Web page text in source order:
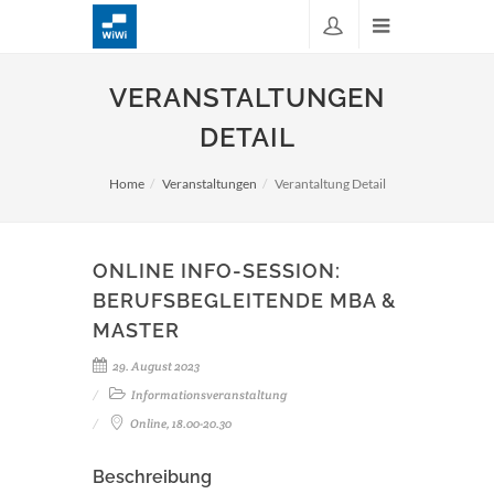
VERANSTALTUNGEN
DETAIL
Home Veranstaltungen Verantaltung Detail
ONLINE INFO-SESSION:
BERUFSBEGLEITENDE MBA &
MASTER
29. August 2023
Informationsveranstaltung
Online, 18.00-20.30
Beschreibung